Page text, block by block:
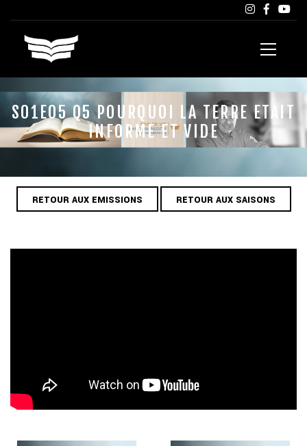
S01E05 Q5 POURQUOI LA TERRE ETAIT
INFORME ET VIDE
RETOUR AUX EMISSIONS RETOUR AUX SAISONS